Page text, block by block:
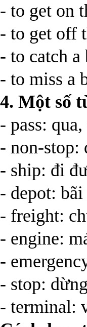
- to get on
- to get off
- to catch a
- to miss a
4. Một số
- pass:
- non-stop:
- ship: đi
- depot: bãi
- freight:
- engine:
-
- stop: dừng
- terminal: